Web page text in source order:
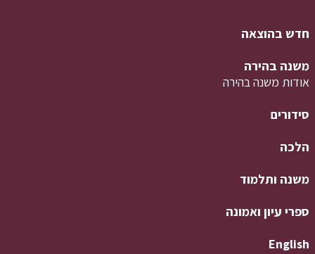
חדש בהוצאה
משנה בהירה
אודות משנה בהירה
סידורים
הלכה
משנה ותלמוד
ספרי עיון ואמונה
English